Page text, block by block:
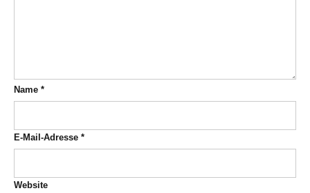
Name *
E-Mail-Adresse *
Website